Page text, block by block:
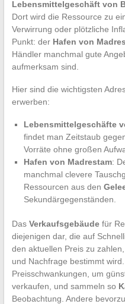
Lebensmittelgeschäft von
Dort wird die Ressource zu
Verwirrung oder plötzliche
Punkt: der Hafen von
Händler manchmal gute
aufmerksam sind.
Hier sind die wichtigsten
erwerben:
Lebensmittelgeschäfte
findet man Zeitstaub
Vorräte ohne großen
Hafen von Madrestam:
manchmal clevere
Ressourcen aus den
Sekundärgegenständen.
Das Verkaufsgebäudefür
diejenigen dar, die auf
den aktuellen Preis zu
und Nachfrage bestimmt
Preisschwankungen, um
verkaufen, und sammeln so
Beobachtung. Andere